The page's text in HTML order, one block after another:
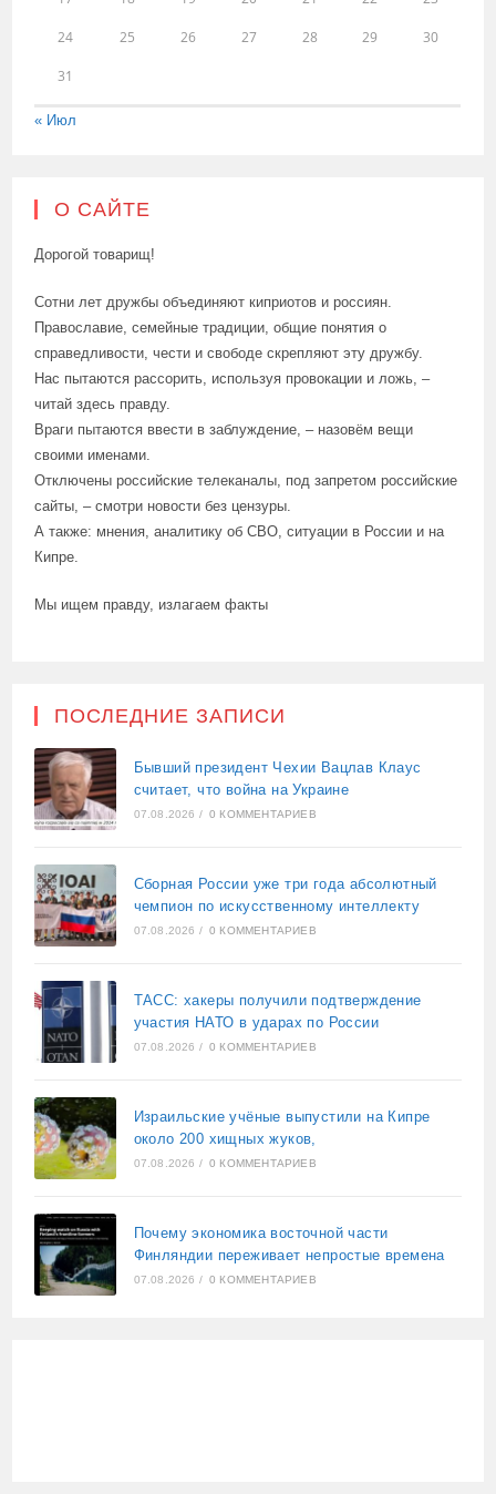
24 25 26 27 28 29 30
31
« Июл
О САЙТЕ
Дорогой товарищ!
Сотни лет дружбы объединяют киприотов и россиян.
Православие, семейные традиции, общие понятия о
справедливости, чести и свободе скрепляют эту дружбу.
Нас пытаются рассорить, используя провокации и ложь, –
читай здесь правду.
Враги пытаются ввести в заблуждение, – назовём вещи
своими именами.
Отключены российские телеканалы, под запретом российские
сайты, – смотри новости без цензуры.
А также: мнения, аналитику об СВО, ситуации в России и на
Кипре.
Мы ищем правду, излагаем факты
ПОСЛЕДНИЕ ЗАПИСИ
Бывший президент Чехии Вацлав Клаус
считает, что война на Украине
07.08.2026 / 0 КОММЕНТАРИЕВ
Сборная России уже три года абсолютный
чемпион по искусственному интеллекту
07.08.2026 / 0 КОММЕНТАРИЕВ
ТАСС: хакеры получили подтверждение
участия НАТО в ударах по России
07.08.2026 / 0 КОММЕНТАРИЕВ
Израильские учёные выпустили на Кипре
около 200 хищных жуков,
07.08.2026 / 0 КОММЕНТАРИЕВ
Почему экономика восточной части
Финляндии переживает непростые времена
07.08.2026 / 0 КОММЕНТАРИЕВ